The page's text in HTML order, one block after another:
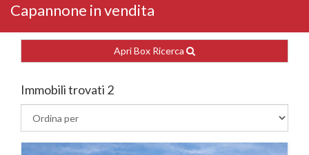
Capannone in vendita
Apri Box Ricerca
Immobili trovati 2